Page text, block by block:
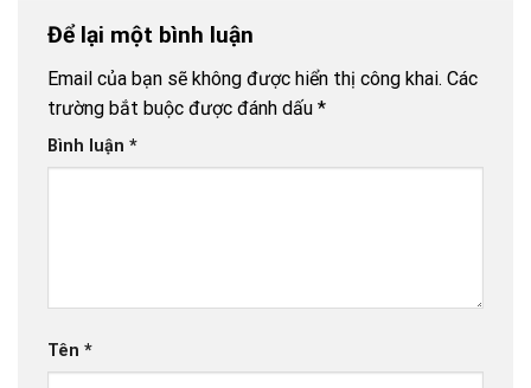
buýt đột
Để lại một bình luận
Email của bạn sẽ không được hiển thị công khai. Các
trường bắt buộc được đánh dấu *
Bình luận *
Tên *